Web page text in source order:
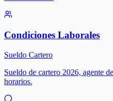
Condiciones Laborales
Sueldo Cartero
Sueldo de cartero 2026, agente
horarios.